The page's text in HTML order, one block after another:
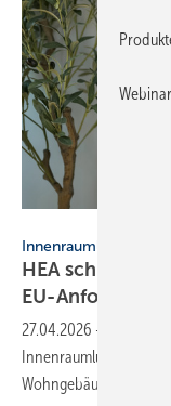
Innenraumluftqualität
HEA schlägt
EU-
27.04.2026 -
Innenraumluftqualität.
Wohngebäude